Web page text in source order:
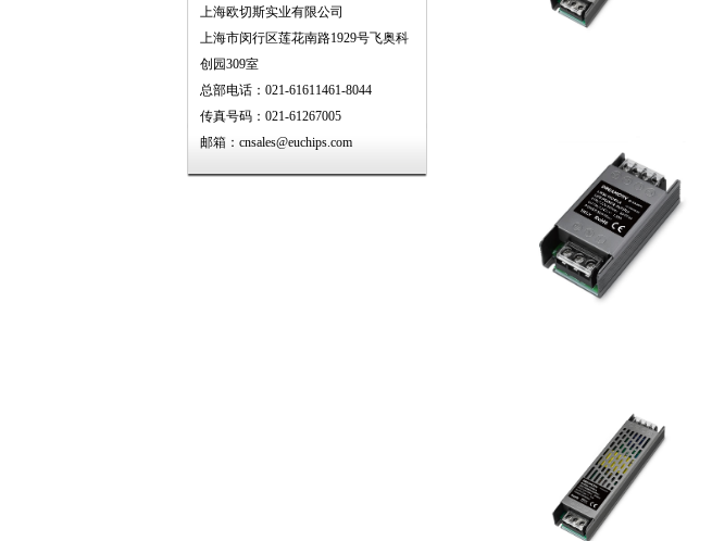
上海欧切斯实业有限公司
上海市闵行区莲花南路1929号飞奥科
创园309室
总部电话：021-61611461-8044
传真号码：021-61267005
邮箱：cnsales@euchips.com